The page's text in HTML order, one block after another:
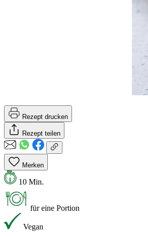
Rezept drucken
Rezept teilen
Merken
10 Min.
für eine Portion
Vegan